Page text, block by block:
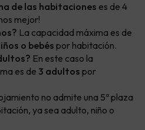
de las habitaciones es de 4
mejor!
La capacidad máxima es de
o bebés por habitación.
En este caso la
es de 3 adultos por
no admite una 5ª plaza
ya sea adulto, niño o